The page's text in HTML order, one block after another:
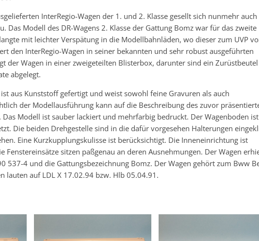
InterRegio-Wagen der 1. und 2. Klasse gesellt sich nunmehr auch
Das Modell des DR-Wagens 2. Klasse der Gattung Bomz war für das zweite
mit leichter Verspätung in die Modellbahnläden, wo dieser zum UVP
den InterRegio-Wagen in seiner bekannten und sehr robust ausgeführten
der Wagen in einer zweigeteilten Blisterbox, darunter sind ein
abgelegt.
aus Kunststoff gefertigt und weist sowohl feine Gravuren als auch
der Modellausführung kann auf die Beschreibung des zuvor
Modell ist sauber lackiert und mehrfarbig bedruckt. Der Wagenboden ist
Die beiden Drehgestelle sind in die dafür vorgesehen Halterungen
Eine Kurzkupplungskulisse ist berücksichtigt. Die Inneneinrichtung ist
Fenstereinsätze sitzen paßgenau an deren Ausnehmungen. Der Wagen
537-4 und die Gattungsbezeichnung Bomz. Der Wagen gehört zum Bww
lauten auf LDL X 17.02.94 bzw. Hlb 05.04.91.